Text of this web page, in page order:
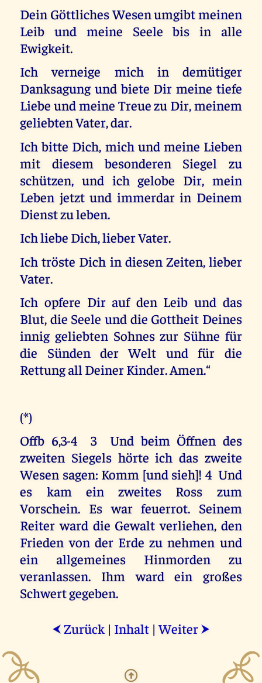
Dein Göttliches Wesen umgibt meinen
Leib und meine Seele bis in alle
Ewigkeit.
Ich verneige mich in demütiger
Danksagung und biete Dir meine tiefe
Liebe und meine Treue zu Dir, meinem
geliebten Vater, dar.
Ich bitte Dich, mich und meine Lieben
mit diesem besonderen Siegel zu
schützen, und ich gelobe Dir, mein
Leben jetzt und immerdar in Deinem
Dienst zu leben.
Ich liebe Dich, lieber Vater.
Ich tröste Dich in diesen Zeiten, lieber
Vater.
Ich opfere Dir auf den Leib und das
Blut, die Seele und die Gottheit Deines
innig geliebten Sohnes zur Sühne für
die Sünden der Welt und für die
Rettung all Deiner Kinder. Amen.“
(*)
Offb 6,3-4 3 Und beim Öffnen des
zweiten Siegels hörte ich das zweite
Wesen sagen: Komm [und sieh]! 4 Und
es kam ein zweites Ross zum
Vorschein. Es war feuerrot. Seinem
Reiter ward die Gewalt verliehen, den
Frieden von der Erde zu nehmen und
ein allgemeines Hinmorden zu
veranlassen. Ihm ward ein großes
Schwert gegeben.
⮜ Zurück | Inhalt |Weiter ⮞